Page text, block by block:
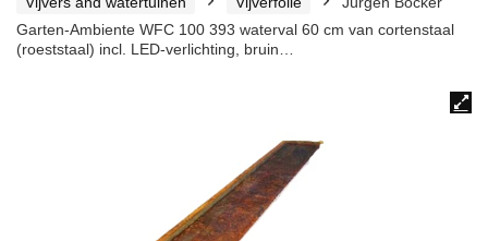
Garten-Ambiente WFC 100 393 waterval 60 cm van cortenstaal
(roeststaal) incl. LED-verlichting, bruin…